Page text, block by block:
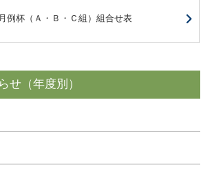
例杯（Ａ・Ｂ・Ｃ組）組合せ表
せ（年度別）